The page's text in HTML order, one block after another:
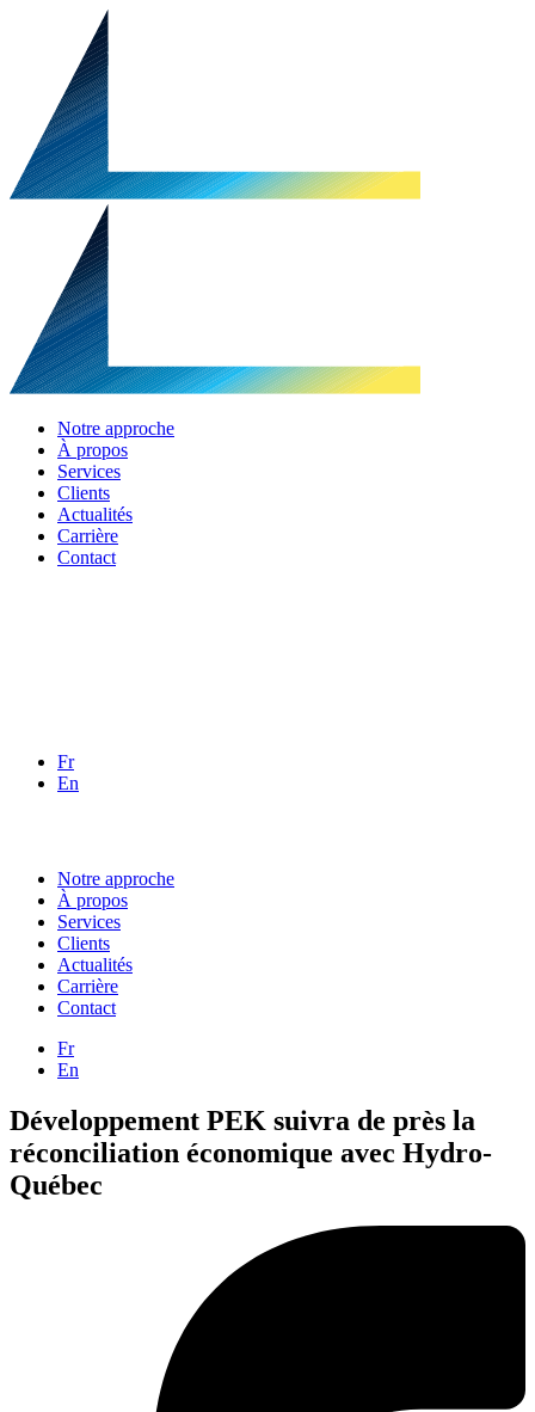
Notre approche
À propos
Services
Clients
Actualités
Carrière
Contact
Fr
En
Notre approche
À propos
Services
Clients
Actualités
Carrière
Contact
Fr
En
Développement PEK suivra de près la
réconciliation économique avec Hydro-
Québec